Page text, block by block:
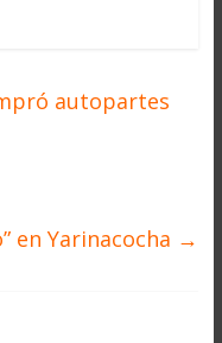
autopartes
en Yarinacocha →